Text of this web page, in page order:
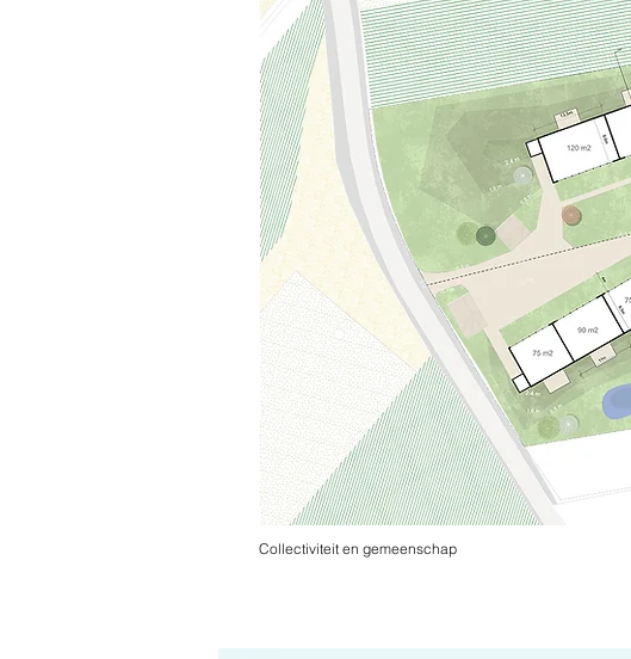
Collectiviteit en gemeenschap